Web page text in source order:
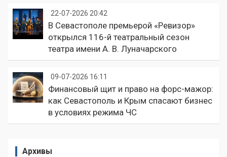
22-07-2026 20:42
В Севастополе премьерой «Ревизор»
открылся 116-й театральный сезон
театра имени А. В. Луначарского
09-07-2026 16:11
Финансовый щит и право на форс-мажор:
как Севастополь и Крым спасают бизнес
в условиях режима ЧС
Архивы